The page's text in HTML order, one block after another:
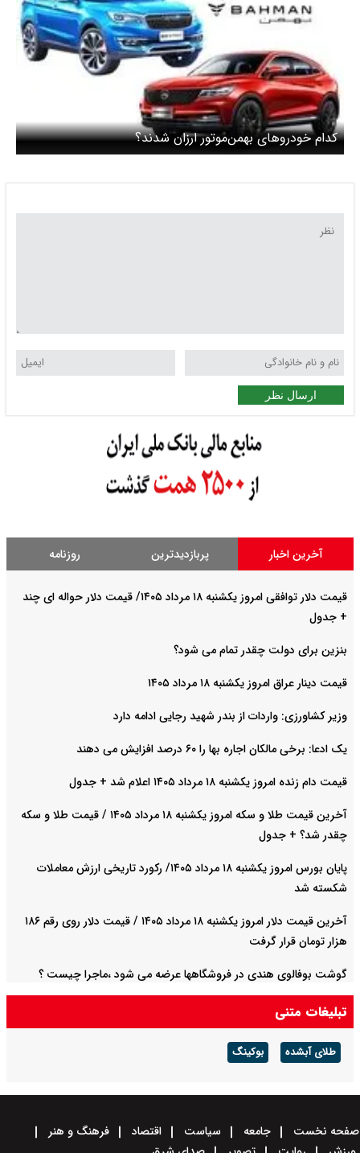
کدام خودروهای بهمن‌موتور ارزان شدند؟
ارسال نظر
آخرین اخبار پربازدیدترین روزنامه
قیمت دلار توافقی امروز یکشنبه ۱۸ مرداد ۱۴۰۵/ قیمت دلار حواله ای چند
+ جدول
بنزین برای دولت چقدر تمام می شود؟
قیمت دینار عراق امروز یکشنبه ۱۸ مرداد ۱۴۰۵
وزیر کشاورزی: واردات از بندر شهید رجایی ادامه دارد
یک ادعا: برخی مالکان اجاره بها را ۶۰ درصد افزایش می دهند
قیمت دام زنده امروز یکشنبه ۱۸ مرداد ۱۴۰۵ اعلام شد + جدول
آخرین قیمت طلا و سکه امروز یکشنبه ۱۸ مرداد ۱۴۰۵ / قیمت طلا و سکه
چقدر شد؟ + جدول
پایان بورس امروز یکشنبه ۱۸ مرداد ۱۴۰۵/ رکورد تاریخی ارزش معاملات
شکسته شد
آخرین قیمت دلار امروز یکشنبه ۱۸ مرداد ۱۴۰۵ / قیمت دلار روی رقم ۱۸۶
هزار تومان قرار گرفت
گوشت بوفالوی هندی در فروشگاهها عرضه می شود ،ماجرا چیست ؟
تبلیغات متنی
طلای آبشده بوکینگ
صفحه نخست جامعه سیاست اقتصاد
فرهنگ و هنر